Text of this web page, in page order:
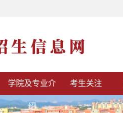
学院及专业介
绍
考生关注